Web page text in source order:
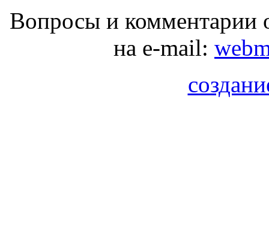
Вопросы и комментарии
на e-mail: